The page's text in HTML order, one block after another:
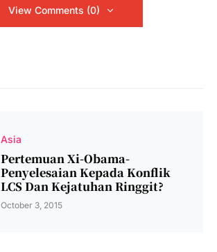
View Comments (0)
Asia
Pertemuan Xi-Obama-
Penyelesaian Kepada Konflik
LCS Dan Kejatuhan Ringgit?
October 3, 2015